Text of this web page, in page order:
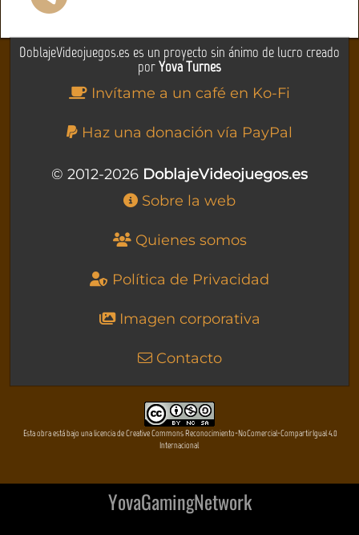
DoblajeVideojuegos.es es un proyecto sin ánimo de lucro creado
porYova Turnes
Invítame a un café en Ko-Fi
Haz una donación vía PayPal
© 2012-2026 DoblajeVideojuegos.es
Sobre la web
Quienes somos
Política de Privacidad
Imagen corporativa
Contacto
Esta obra está bajo una licencia de Creative Commons Reconocimiento-NoComercial-CompartirIgual 4.0
Internacional
YovaGamingNetwork